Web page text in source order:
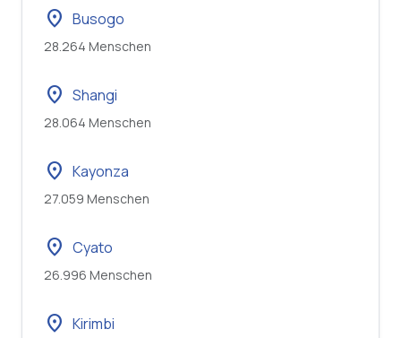
location_on Busogo
28.264 Menschen
location_on Shangi
28.064 Menschen
location_on Kayonza
27.059 Menschen
location_on Cyato
26.996 Menschen
location_on Kirimbi